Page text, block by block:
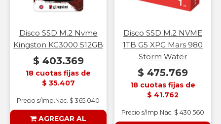
Disco SSD M.2 Nvme
Kingston KC3000 512GB
$ 403.369
18 cuotas fijas de
$ 35.407
Precio s/Imp.Nac. $ 365.040
AGREGAR AL
Disco SSD M.2 NVME
1TB G5 XPG Mars 980
Storm Water
$ 475.769
18 cuotas fijas de
$ 41.762
Precio s/Imp.Nac. $ 430.560